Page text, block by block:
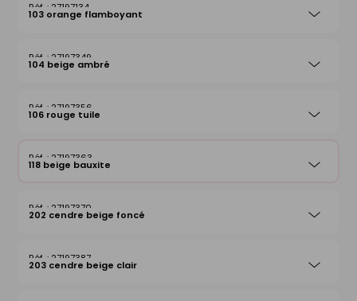
27197134
103 orange flamboyant
27197349
104 beige ambré
27197356
106 rouge tuile
27197363
118 beige bauxite
27197370
202 cendre beige foncé
27197387
203 cendre beige clair